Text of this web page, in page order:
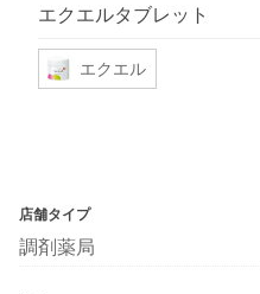
エクエルタブレット
エクエル
店舗タイプ
調剤薬局